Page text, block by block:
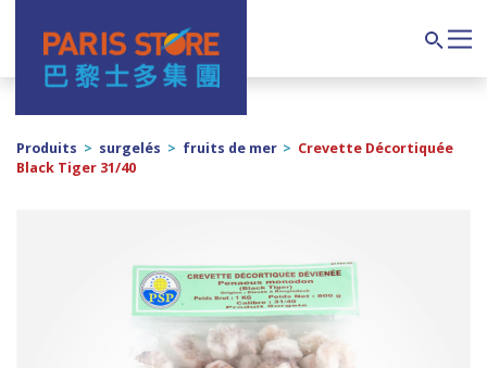
Navigation principale
Produits > surgelés > fruits de mer > Crevette Décortiquée
Black Tiger 31/40